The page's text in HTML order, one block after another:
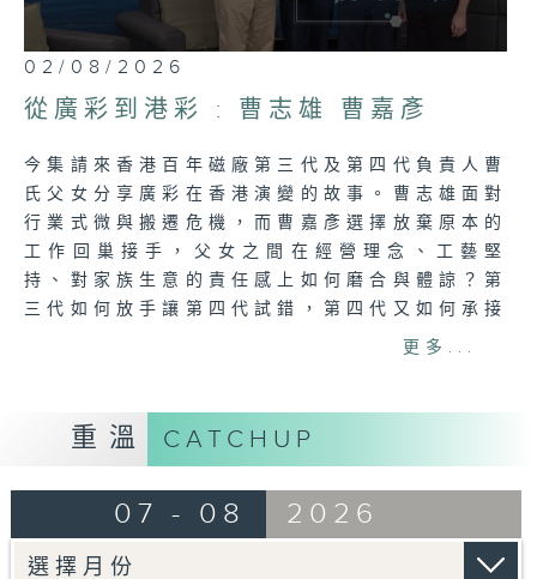
縱使平凡的人，只要一輩子專注做好一件事，
都是了不起的非凡人物。節目每週將會從社會
上不同界別、不同範疇中邀請一位努力不懈的
中堅份子作人物專訪，透過他們的故事互勉互
人生。
0
seconds
of
52
7
seconds
02/08/2026
從廣彩到港彩 : 曹志雄 曹嘉彥
今集請來香港百年磁廠第三代及第四代負責人曹
氏父女分享廣彩在香港演變的故事。曹志雄面對
行業式微與搬遷危機，而曹嘉彥選擇放棄原本的
工作回巢接手，父女之間在經營理念、工藝堅
持、對家族生意的責任感上如何磨合與體諒？第
三代如何放手讓第四代試錯，第四代又如何承接
米哈(作家)
黃梓勇(大學講師)
曹志雄（磁廠第三代負責人）
曹嘉彥（磁廠第四代負責人）
更多...
重溫 CATCHUP
07 - 08 2026